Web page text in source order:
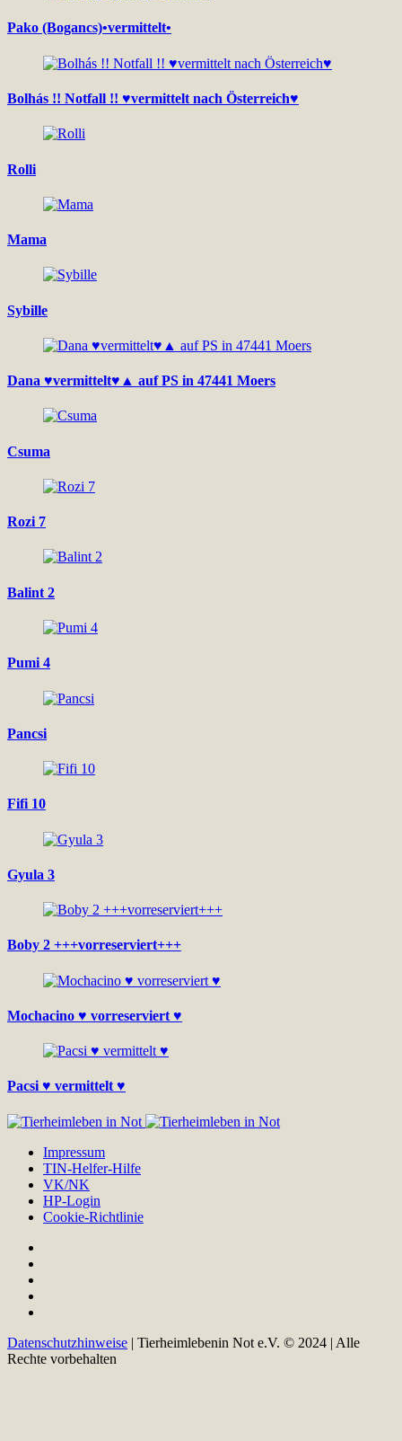
Pako (Bogancs)•vermittelt•
Bolhás !! Notfall !! ♥vermittelt nach Österreich♥
Rolli
Mama
Sybille
Dana ♥vermittelt♥▲ auf PS in 47441 Moers
Csuma
Rozi 7
Balint 2
Pumi 4
Pancsi
Fifi 10
Gyula 3
Boby 2 +++vorreserviert+++
Mochacino ♥ vorreserviert ♥
Pacsi ♥ vermittelt ♥
Impressum
TIN-Helfer-Hilfe
VK/NK
HP-Login
Cookie-Richtlinie
Datenschutzhinweise | Tierheimlebenin Not e.V. © 2024 | Alle
Rechte vorbehalten